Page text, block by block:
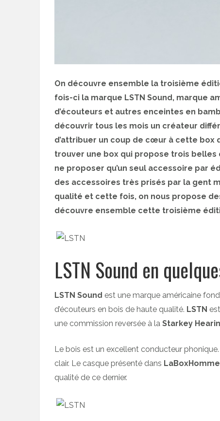
On découvre ensemble la troisième
fois-ci la marque LSTN Sound, marque
d’écouteurs et autres enceintes en
découvrir tous les mois un créateur
d’attribuer un coup de cœur à cette box
trouver une box qui propose trois belles
ne proposer qu’un seul accessoire par
des accessoires très prisés par la gent
qualité et cette fois, on nous propose
découvre ensemble cette troisième
LSTN Sound en
LSTN Sound est une marque américaine
d’écouteurs en bois de haute qualité. LSTN
une commission reversée à la Starkey
Le bois est un excellent conducteur
clair. Le casque présenté dans LaBoxHomme
qualité de ce dernier.